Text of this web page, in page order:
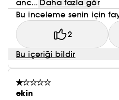
anc... Daha fazla gör
Bu inceleme senin için
2
Bu içeriği bildir
ekin